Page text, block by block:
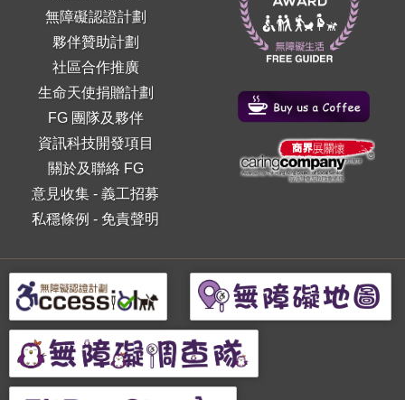
無障礙認證計劃
夥伴贊助計劃
社區合作推廣
生命天使捐贈計劃
FG 團隊及夥伴
資訊科技開發項目
關於及聯絡 FG
意見收集 -義工招募
私穩條例 - 免責聲明